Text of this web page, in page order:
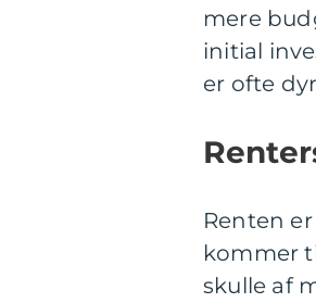
mere
initial
er ofte
Renten
kommer
skulle af